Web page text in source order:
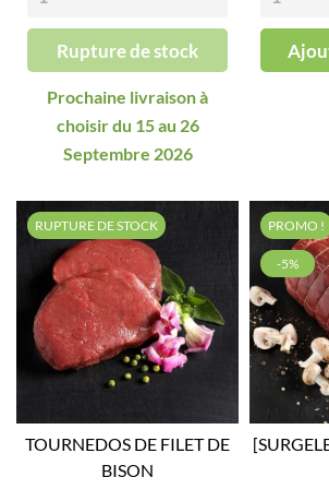
Rupture de stock
Prochaine livraison à
choisir du 15 au 26
Septembre 2026
TOURNEDOS DE FILET DE
BISON
RUPTURE DE STOCK PROMO !
-5%